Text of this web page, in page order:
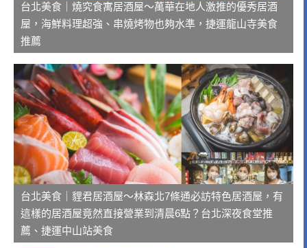
台北美食｜燒究食寓居酒屋～萬華在地人激推的優秀居酒
屋，海鮮料理超強、串燒烤物也夠水準，捷運龍山寺美食
推薦
台北美食｜貍君居酒屋～林森北7條通必訪特色居酒屋，有
這樣的居酒屋竟然直接營業到清晨6點？台北深夜食堂推
薦、捷運中山站美食